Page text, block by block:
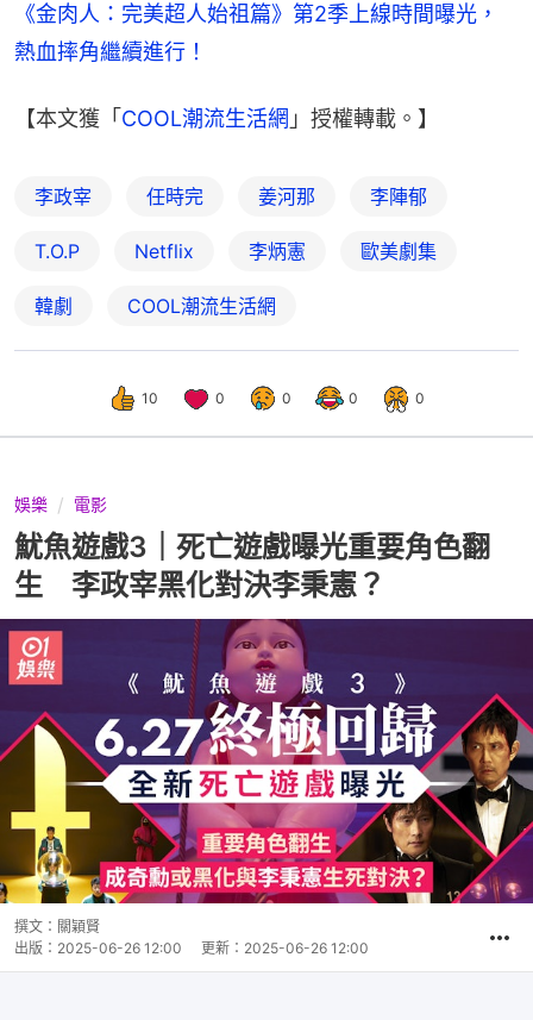
《金肉人：完美超人始祖篇》第2季上線時間曝光，
熱血摔角繼續進行！
【本文獲「 COOL潮流生活網 」授權轉載。】
李政宰 任時完 姜河那 李陣郁
T.O.P Netflix 李炳憲 歐美劇集
韓劇 COOL潮流生活網
10 0 0 0 0
娛樂 電影
魷魚遊戲3｜死亡遊戲曝光重要角色翻
生 李政宰黑化對決李秉憲？
撰文： 關穎賢
出版： 2025-06-26 12:00 更新： 2025-06-26 12:00